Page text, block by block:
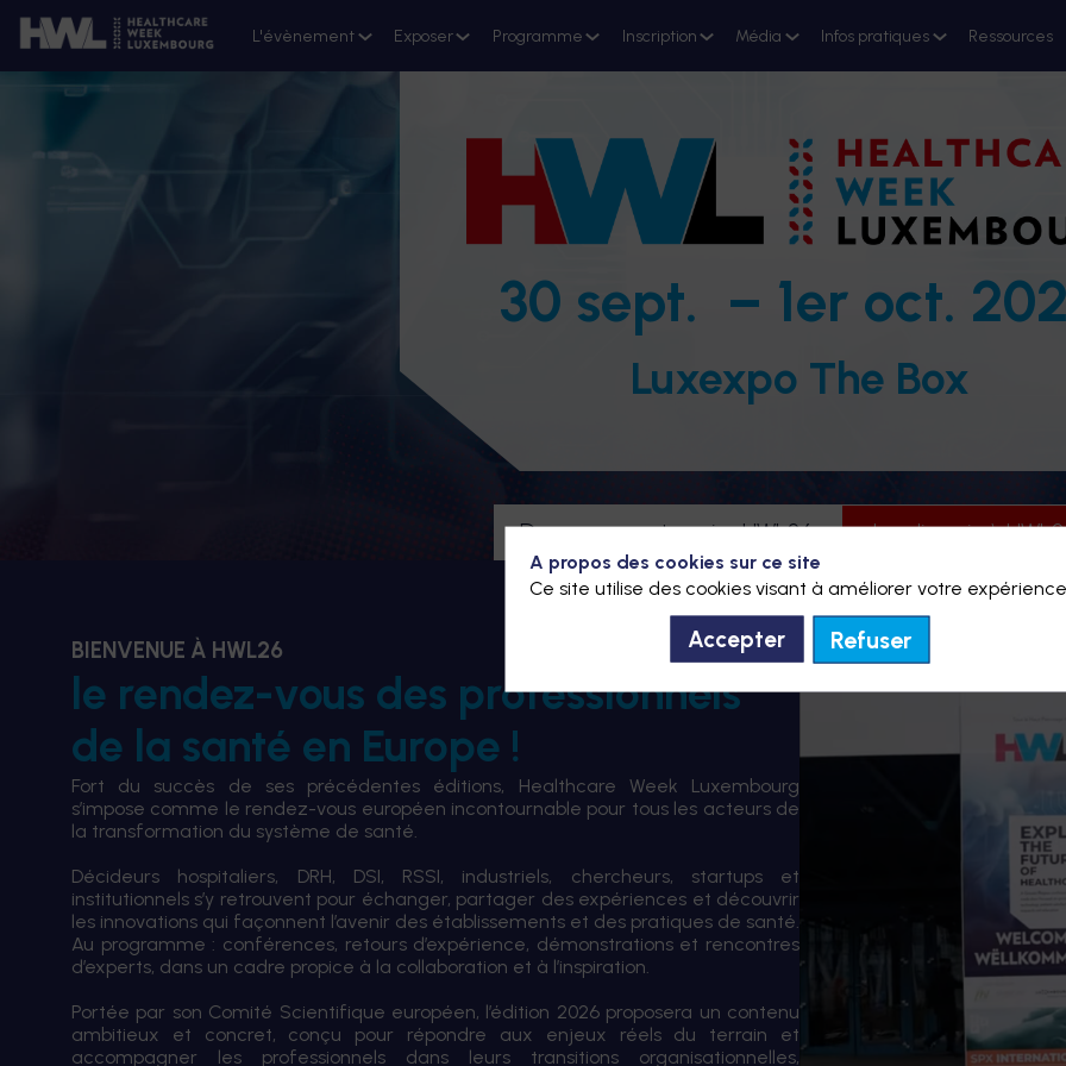
L'évènement Exposer Programme Inscription Média Infos pratiques Ressources
30 sept. – 1er oct.
Luxexpo The Box
Devenez partenaire HWL26 Je m'inscris à
BIENVENUE À HWL26
le rendez-vous des professionnels
de la santé en Europe !
Fort du succès de ses précédentes éditions, Healthcare Week Luxembourg
s’impose comme le rendez-vous européen incontournable pour tous les acteurs de
la transformation du système de santé.
Décideurs hospitaliers, DRH, DSI, RSSI, industriels, chercheurs, startups et
institutionnels s’y retrouvent pour échanger, partager des expériences et découvrir
les innovations qui façonnent l’avenir des établissements et des pratiques de santé.
Au programme : conférences, retours d’expérience, démonstrations et rencontres
d’experts, dans un cadre propice à la collaboration et à l’inspiration.
Portée par son Comité Scientifique européen, l’édition 2026 proposera un contenu
ambitieux et concret, conçu pour répondre aux enjeux réels du terrain et
accompagner les professionnels dans leurs transitions organisationnelles,
A propos des cookies sur ce site
Ce site utilise des cookies visant à améliorer votre
Accepter Refuser